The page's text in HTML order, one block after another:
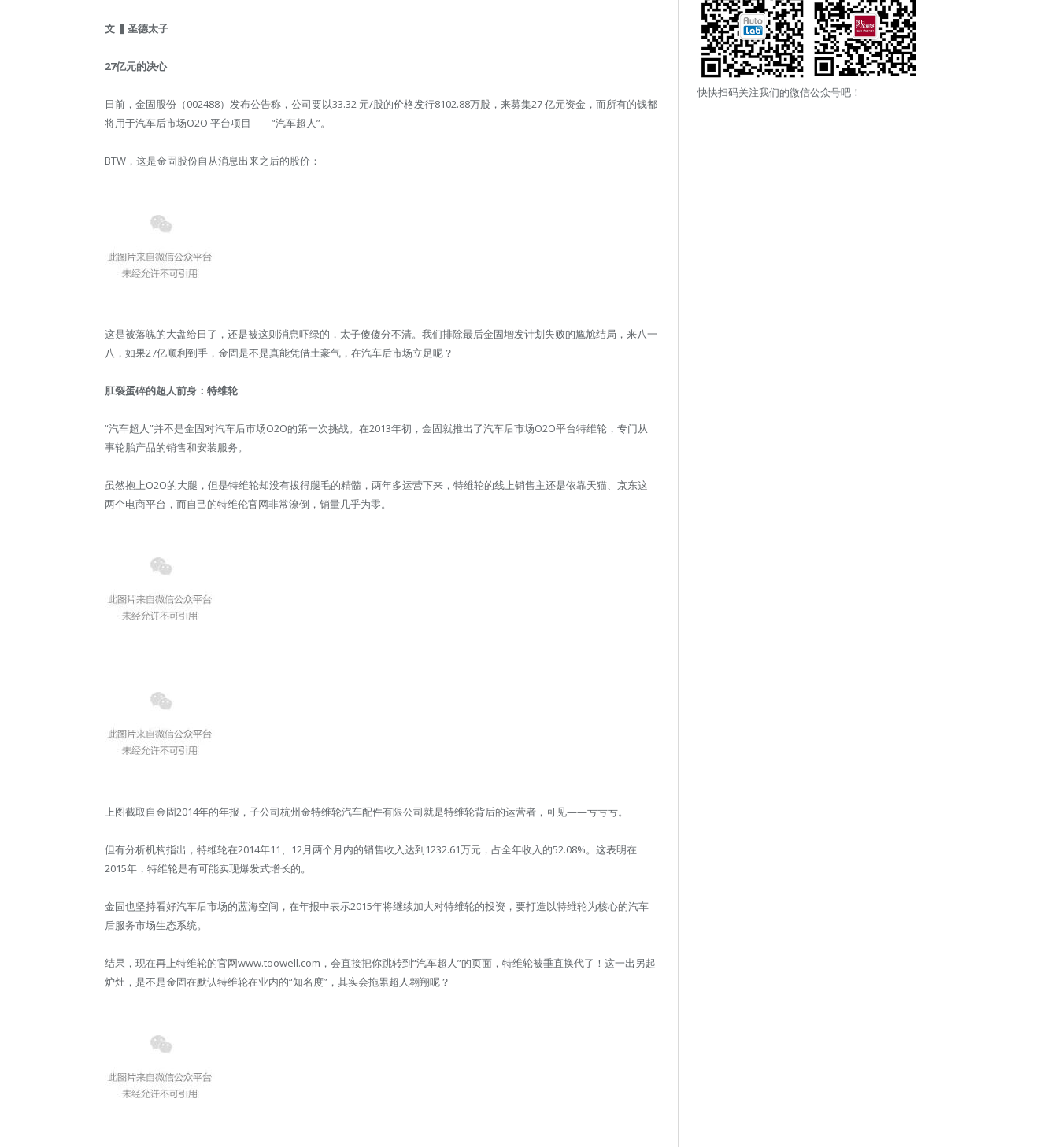
文 ▍ 圣德太子
27亿元的决心
日前，金固股份（002488）发布公告称，公司要以33.32 元/股的价格发行8102.88万股，来募集27 亿元资金，而所有的钱都
将用于汽车后市场O2O 平台项目——“汽车超人”。
BTW，这是金固股份自从消息出来之后的股价：
这是被落魄的大盘给日了，还是被这则消息吓绿的，太子傻傻分不清。我们排除最后金固增发计划失败的尴尬结局，来八一
八，如果27亿顺利到手，金固是不是真能凭借土豪气，在汽车后市场立足呢？
肛裂蛋碎的超人前身：特维轮
“汽车超人”并不是金固对汽车后市场O2O的第一次挑战。在2013年初，金固就推出了汽车后市场O2O平台特维轮，专门从
事轮胎产品的销售和安装服务。
虽然抱上O2O的大腿，但是特维轮却没有拔得腿毛的精髓，两年多运营下来，特维轮的线上销售主还是依靠天猫、京东这
两个电商平台，而自己的特维伦官网非常潦倒，销量几乎为零。
上图截取自金固2014年的年报，子公司杭州金特维轮汽车配件有限公司就是特维轮背后的运营者，可见——亏亏亏。
但有分析机构指出，特维轮在2014年11、12月两个月内的销售收入达到1232.61万元，占全年收入的52.08%。这表明在
2015年，特维轮是有可能实现爆发式增长的。
金固也坚持看好汽车后市场的蓝海空间，在年报中表示2015年将继续加大对特维轮的投资，要打造以特维轮为核心的汽车
后服务市场生态系统。
结果，现在再上特维轮的官网www.toowell.com，会直接把你跳转到“汽车超人”的页面，特维轮被垂直换代了！这一出另起
炉灶，是不是金固在默认特维轮在业内的“知名度”，其实会拖累超人翱翔呢？
快快扫码关注我们的微信公众号吧！